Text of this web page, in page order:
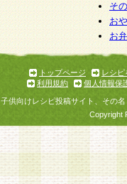
そ
お
お
トップページ
レシピ
利用規約
個人情報保
子供向けレシピ投稿サイト、その
Copyright